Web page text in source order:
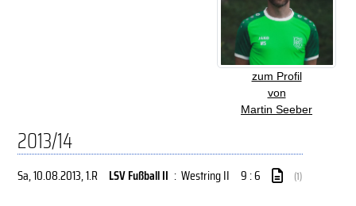
zum Profil
von
Martin Seeber
2013/14
Sa, 10.08.2013, 1.R LSV Fußball II : Westring II 9 : 6 (1)